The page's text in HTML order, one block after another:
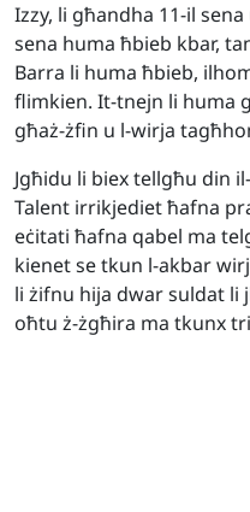
Izzy, li għandha 11-il
sena huma ħbieb kbar,
Barra li huma ħbieb,
flimkien. It-tnejn li huma
għaż-żfin u l-wirja
Jgħidu li biex tellgħu din
Talent irrikjediet ħafna
eċitati ħafna qabel ma
kienet se tkun l-akbar
li żifnu hija dwar suldat li
oħtu ż-żgħira ma tkunx